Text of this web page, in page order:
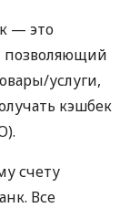
— это
услуги,
кэшбек
счету
Все